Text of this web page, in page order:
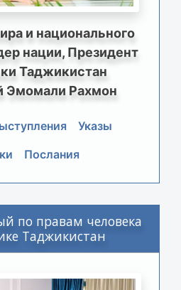
и национального
нации, Президент
Таджикистан
Эмомали Рахмон
Указы
Послания
по правам человека
Таджикистан